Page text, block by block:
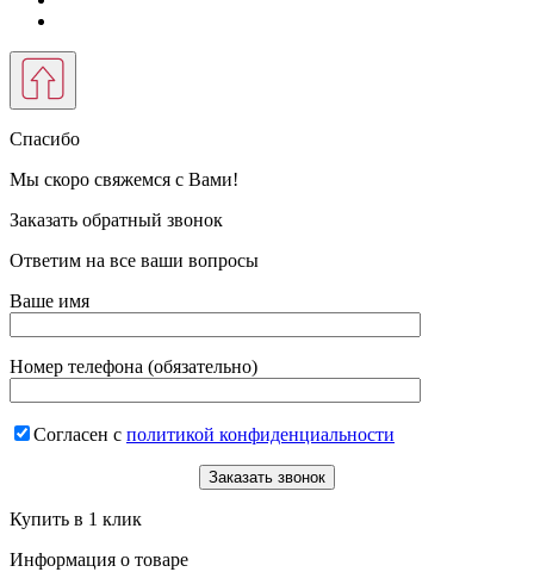
Спасибо
Мы скоро свяжемся с Вами!
Заказать обратный звонок
Ответим на все ваши вопросы
Ваше имя
Номер телефона (обязательно)
Согласен с политикой конфиденциальности
Купить в 1 клик
Информация о товаре